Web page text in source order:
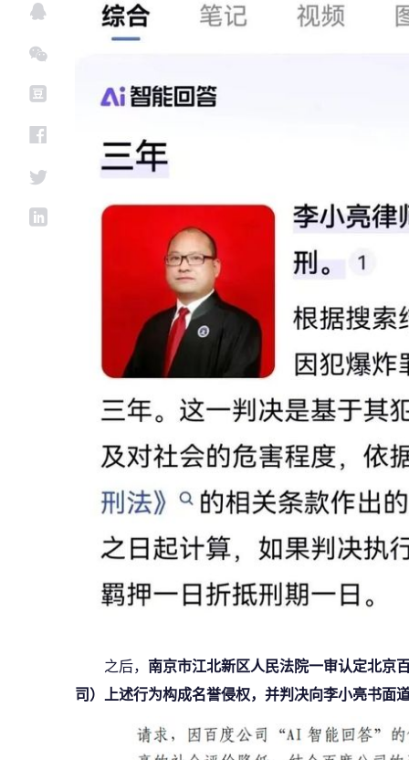
之后， 南京市江北新区人民法院一审认定北京
司）上述行为构成名誉侵权，并判决向李小亮书面